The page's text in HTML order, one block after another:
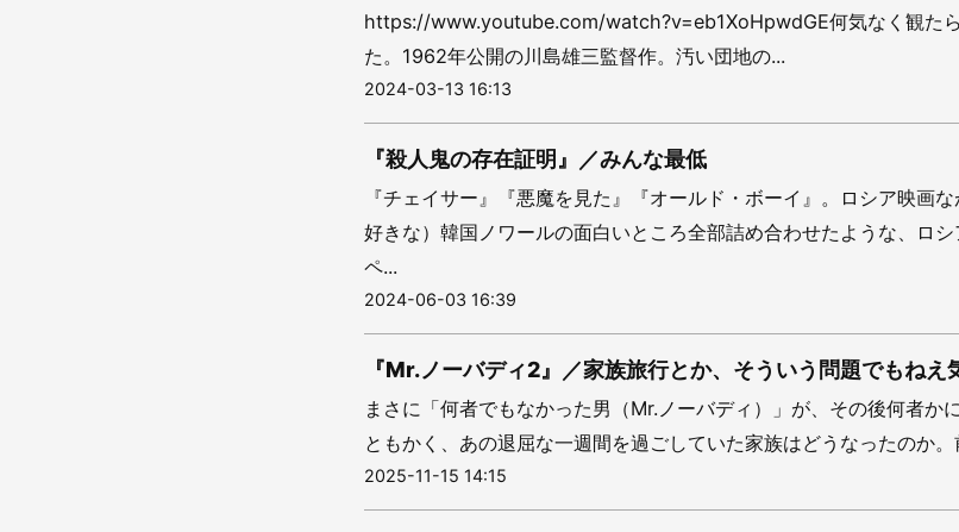
https://www.youtube.com/watch?v=eb1XoHpwdGE何気なく観た
た。1962年公開の川島雄三監督作。汚い団地の...
2024-03-13 16:13
『殺人鬼の存在証明』／みんな最低
『チェイサー』『悪魔を見た』『オールド・ボーイ』。ロシア映画
好きな）韓国ノワールの面白いところ全部詰め合わせたような、ロ
ペ...
2024-06-03 16:39
『Mr.ノーバディ2』／家族旅行とか、そういう問題でもねえ
まさに「何者でもなかった男（Mr.ノーバディ）」が、その後何者か
ともかく、あの退屈な一週間を過ごしていた家族はどうなったのか
2025-11-15 14:15